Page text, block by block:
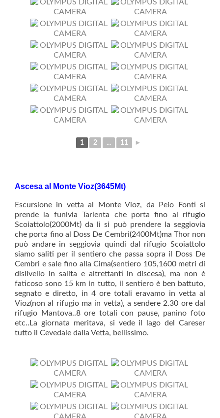
1 2 ... 11 ►
Ascesa al Monte Vioz(3645Mt)
Escursione in vetta al Monte Vioz, da Peio Fonti si
prende la funivia Tarlenta che porta fino al rifugio
Scoiattolo(2000Mt) da lì si può prendere la seggiovia
che porta fino al Doss De Cembri(2400Mt)ma Thor non
può andare in seggiovia quindi dal rifugio Scoiattolo
siamo saliti per il sentiero che passa sopra il Doss De
Cembri e sale fino alla Cima(sentiero 105,1600 metri di
dislivello in salita e altrettanti in discesa), ma non è
faticoso sono 15 km in tutto, il sentiero è ben battuto,
segnato e diretto, in 4 ore totali eravamo in vetta al
Vioz(non al rifugio ma in vetta), a sendere 2.30 ore dal
rifugio Mantova..8 ore totali con pause, panino foto
etc..La giornata meritava, si vede il lago del Careser
tutto il Cevedale dalla Vetta, bellissimo.